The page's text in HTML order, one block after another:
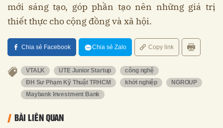
mới sáng tạo, góp phần tạo nên những giá trị
thiết thực cho cộng đồng và xã hội.
Chia sẻ Facebook Chia sẻ Zalo Copy link
VTALK UTE Junior Startup
công nghệ
ĐH Sư Phạm Kỹ Thuật TP.HCM
khởi nghiệp
NGROUP
Maybank Investment Bank
BÀI LIÊN QUAN